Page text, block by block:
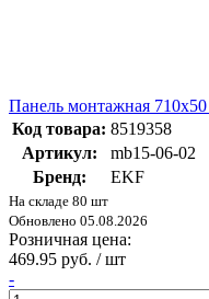
Панель монтажная
Код товара: 8519358
Артикул:
mb15-06-02
Бренд:
EKF
На складе 80 шт
Обновлено 05.08.2026
Розничная цена:
469.95 руб. / шт
-